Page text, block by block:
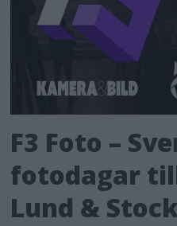
F3 Foto –
fotodagar
Lund &